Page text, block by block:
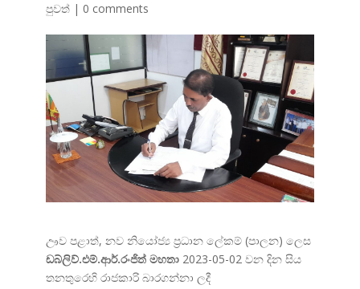
පුවත්| 0 comments
ඌව පළාත්, නව නියෝජ්‍ය ප්‍රධාන ලේකම් (පාලන) ලෙස
ඩබ්ලිව්.එම්.ආර්.රංජිත් මහතා2023-05-02 වන දින සිය
තනතුරෙහි රාජකාරි බාරගන්නා ලදී